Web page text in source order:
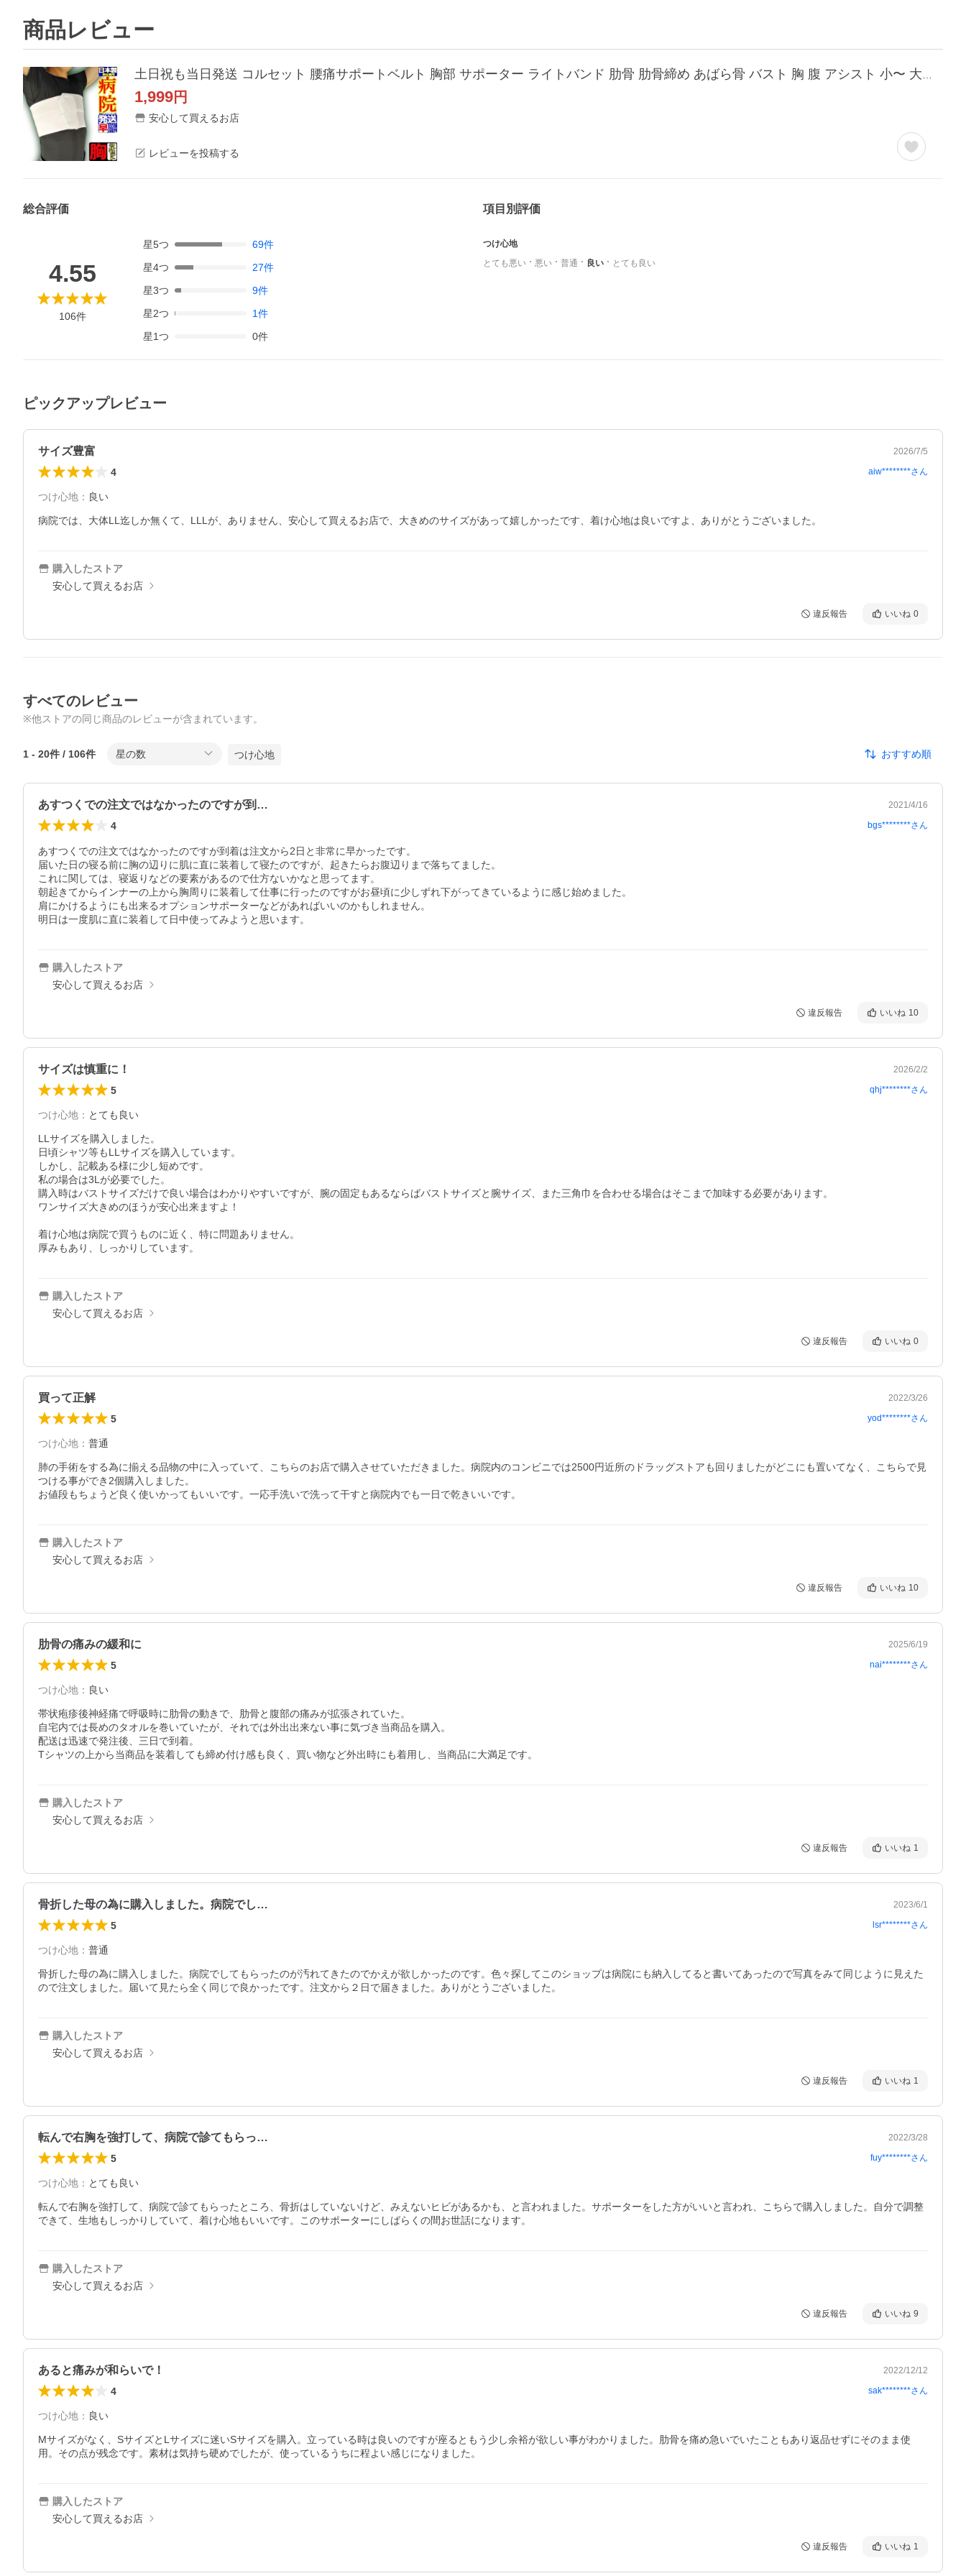
商品レビュー
1,999円
安心して買えるお店
レビューを投稿する
総合評価
4.55
106件
星5つ 69件
星4つ 27件
星3つ 9件
星2つ 1件
星1つ 0件
項目別評価
つけ心地
とても悪い
悪い 普通 良い とても良い
ピックアップレビュー
サイズ豊富 2026/7/5
4 aiw********さん
つけ心地 ： 良い
購入したストア
安心して買えるお店
違反報告 いいね 0
すべてのレビュー
※他ストアの同じ商品のレビューが含まれています。
1 - 20件 / 106件 星の数 つけ心地 おすすめ順
あすつくでの注文ではなかったのですが到… 2021/4/16
4 bgs********さん
あすつくでの注文ではなかったのですが到着は注文から2日と非常に早かったです。
届いた日の寝る前に胸の辺りに肌に直に装着して寝たのですが、起きたらお腹辺りまで落ちてました。
これに関しては、寝返りなどの要素があるので仕方ないかなと思ってます。
朝起きてからインナーの上から胸周りに装着して仕事に行ったのですがお昼頃に少しずれ下がってきているように感じ始めました。
肩にかけるようにも出来るオプションサポーターなどがあればいいのかもしれません。
明日は一度肌に直に装着して日中使ってみようと思います。
購入したストア
安心して買えるお店
違反報告 いいね 10
サイズは慎重に！ 2026/2/2
5 qhj********さん
つけ心地 ： とても良い
LLサイズを購入しました。
日頃シャツ等もLLサイズを購入しています。
しかし、記載ある様に少し短めです。
私の場合は3Lが必要でした。
購入時はバストサイズだけで良い場合はわかりやすいですが、腕の固定もあるならばバストサイズと腕サイズ、また三角巾を合わせる場合はそこまで加味する必要があります。
ワンサイズ大きめのほうが安心出来ますよ！
着け心地は病院で買うものに近く、特に問題ありません。
厚みもあり、しっかりしています。
購入したストア
安心して買えるお店
違反報告 いいね 0
買って正解 2022/3/26
5 yod********さん
つけ心地 ： 普通
肺の手術をする為に揃える品物の中に入っていて、こちらのお店で購入させていただきました。病院内のコンビニでは2500円近所のドラッグストアも回りましたがどこにも置いてなく、こちらで見
つける事ができ2個購入しました。
お値段もちょうど良く使いかってもいいです。一応手洗いで洗って干すと病院内でも一日で乾きいいです。
購入したストア
安心して買えるお店
違反報告 いいね 10
肋骨の痛みの緩和に 2025/6/19
5 nai********さん
つけ心地 ： 良い
帯状疱疹後神経痛で呼吸時に肋骨の動きで、肋骨と腹部の痛みが拡張されていた。
自宅内では長めのタオルを巻いていたが、それでは外出出来ない事に気づき当商品を購入。
配送は迅速で発注後、三日で到着。
Tシャツの上から当商品を装着しても締め付け感も良く、買い物など外出時にも着用し、当商品に大満足です。
購入したストア
安心して買えるお店
違反報告 いいね 1
骨折した母の為に購入しました。病院でし… 2023/6/1
5 lsr********さん
つけ心地 ： 普通
骨折した母の為に購入しました。病院でしてもらったのが汚れてきたのでかえが欲しかったのです。色々探してこのショップは病院にも納入してると書いてあったので写真をみて同じように見えた
ので注文しました。届いて見たら全く同じで良かったです。注文から２日で届きました。ありがとうございました。
購入したストア
安心して買えるお店
違反報告 いいね 1
転んで右胸を強打して、病院で診てもらっ… 2022/3/28
5 fuy********さん
つけ心地 ： とても良い
転んで右胸を強打して、病院で診てもらったところ、骨折はしていないけど、みえないヒビがあるかも、と言われました。サポーターをした方がいいと言われ、こちらで購入しました。自分で調整
できて、生地もしっかりしていて、着け心地もいいです。このサポーターにしばらくの間お世話になります。
購入したストア
安心して買えるお店
違反報告 いいね 9
あると痛みが和らいで！ 2022/12/12
4 sak********さん
つけ心地 ： 良い
Mサイズがなく、SサイズとLサイズに迷いSサイズを購入。立っている時は良いのですが座るともう少し余裕が欲しい事がわかりました。肋骨を痛め急いでいたこともあり返品せずにそのまま使
用。その点が残念です。素材は気持ち硬めでしたが、使っているうちに程よい感じになりました。
購入したストア
安心して買えるお店
違反報告 いいね 1